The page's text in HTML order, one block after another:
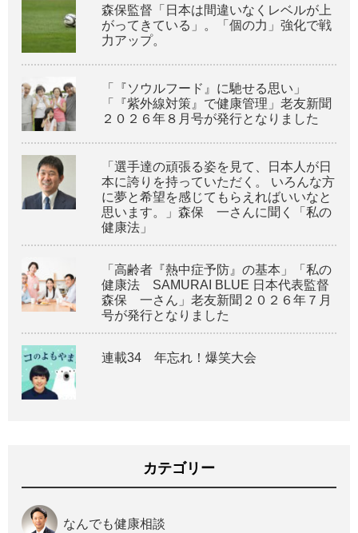
森保監督「日本は間違いなくレベルが上
がってきている」。「個の力」強化で戦
力アップ。
「『ソウルフード』に馳せる思い」
「『紫外線対策』で健康管理」老友新聞
２０２６年８月号が発行となりました
「選手達の頑張る姿を見て、日本人が日
本に誇りを持っていただく。 いろんな方
に夢と希望を感じてもらえればいいなと
思います。」森保 一さんに聞く「私の
健康法」
「高齢者『熱中症予防』の基本」「私の
健康法 SAMURAI BLUE 日本代表監督
森保 一さん」老友新聞２０２６年７月
号が発行となりました
連載34 年忘れ！爆笑大会
カテゴリー
なんでも健康相談